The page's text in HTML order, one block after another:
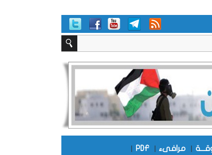
| مرافىء |
PDF
|